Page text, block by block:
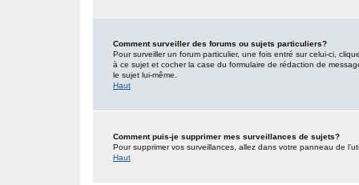
Comment surveiller des forums ou sujets particuliers?
Pour surveiller un forum particulier, une fois entré sur celui-ci,
à ce sujet et cocher la case du formulaire de rédaction de
le sujet lui-même.
Haut
Comment puis-je supprimer mes surveillances de sujets?
Pour supprimer vos surveillances, allez dans votre panneau de
Haut